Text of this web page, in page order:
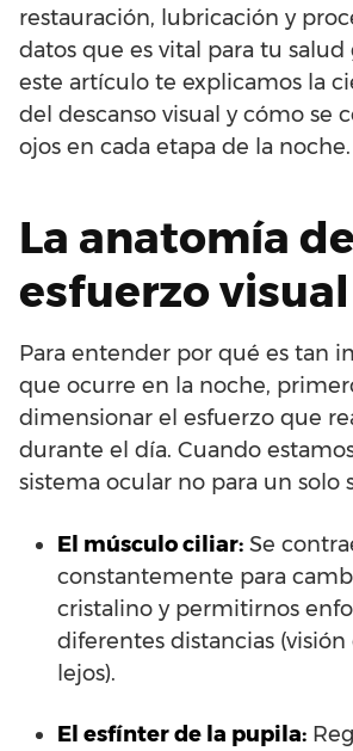
restauración, lubricación y
datos que es vital para tu salud
este artículo te explicamos la
del descanso visual y cómo se
ojos en cada etapa de la noche.
La anatomía
esfuerzo
Para entender por qué es tan
que ocurre en la noche,
dimensionar el esfuerzo que
durante el día. Cuando
sistema ocular no para un solo
El músculo ciliar: Se
constantemente para
cristalino y permitirnos
diferentes distancias (visión
lejos).
El esfínter de la pupila: